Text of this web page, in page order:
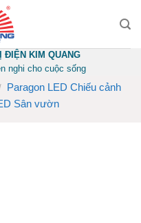
ĐIỆN KIM QUANG
nghi cho cuộc sống
Paragon LED Chiếu cảnh
Sân vườn